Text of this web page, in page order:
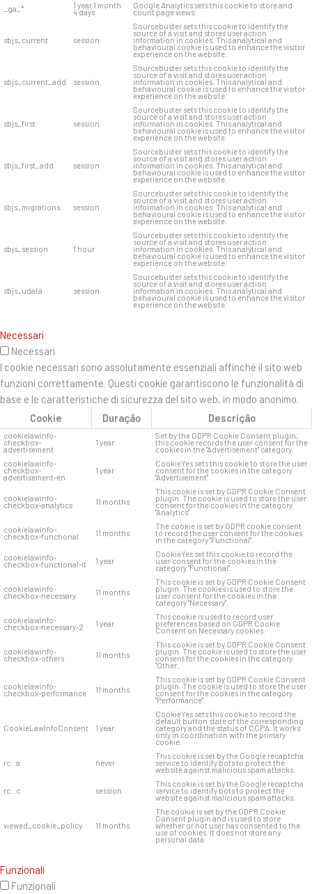
_ga_*
1 year 1 month
4 days
Google Analytics sets this cookie to store and
count page views.
sbjs_current session
Sourcebuster sets this cookie to identify the
source of a visit and stores user action
information in cookies. This analytical and
behavioural cookie is used to enhance the visitor
experience on the website.
sbjs_current_add session
Sourcebuster sets this cookie to identify the
source of a visit and stores user action
information in cookies. This analytical and
behavioural cookie is used to enhance the visitor
experience on the website.
sbjs_first session
Sourcebuster sets this cookie to identify the
source of a visit and stores user action
information in cookies. This analytical and
behavioural cookie is used to enhance the visitor
experience on the website.
sbjs_first_add session
Sourcebuster sets this cookie to identify the
source of a visit and stores user action
information in cookies. This analytical and
behavioural cookie is used to enhance the visitor
experience on the website.
sbjs_migrations session
Sourcebuster sets this cookie to identify the
source of a visit and stores user action
information in cookies. This analytical and
behavioural cookie is used to enhance the visitor
experience on the website.
sbjs_session 1 hour
Sourcebuster sets this cookie to identify the
source of a visit and stores user action
information in cookies. This analytical and
behavioural cookie is used to enhance the visitor
experience on the website.
sbjs_udata session
Sourcebuster sets this cookie to identify the
source of a visit and stores user action
information in cookies. This analytical and
behavioural cookie is used to enhance the visitor
experience on the website.
Necessari
Necessari
I cookie necessari sono assolutamente essenziali affinché il sito web
funzioni correttamente. Questi cookie garantiscono le funzionalità di
base e le caratteristiche di sicurezza del sito web, in modo anonimo.
Cookie
Duração Descrição
cookielawinfo-
checkbox-
advertisement
1 year
Set by the GDPR Cookie Consent plugin,
this cookie records the user consent for the
cookies in the "Advertisement" category.
cookielawinfo-
checkbox-
advertisement-en
1 year
CookieYes sets this cookie to store the user
consent for the cookies in the category
"Advertisement".
cookielawinfo-
checkbox-analytics 11 months
This cookie is set by GDPR Cookie Consent
plugin. The cookie is used to store the user
consent for the cookies in the category
"Analytics".
cookielawinfo-
checkbox-functional 11 months
The cookie is set by GDPR cookie consent
to record the user consent for the cookies
in the category "Functional".
cookielawinfo-
checkbox-functional-it 1 year
CookieYes set this cookie to record the
user consent for the cookies in the
category "Functional".
cookielawinfo-
checkbox-necessary 11 months
This cookie is set by GDPR Cookie Consent
plugin. The cookies is used to store the
user consent for the cookies in the
category "Necessary".
cookielawinfo-
checkbox-necessary-2 1 year
This cookie is used to record user
preferences based on GDPR Cookie
Consent on Necessary cookies.
cookielawinfo-
checkbox-others 11 months
This cookie is set by GDPR Cookie Consent
plugin. The cookie is used to store the user
consent for the cookies in the category
"Other.
cookielawinfo-
checkbox-performance 11 months
This cookie is set by GDPR Cookie Consent
plugin. The cookie is used to store the user
consent for the cookies in the category
"Performance".
CookieLawInfoConsent 1 year
CookieYes sets this cookie to record the
default button state of the corresponding
category and the status of CCPA. It works
only in coordination with the primary
cookie.
rc::a never
This cookie is set by the Google recaptcha
service to identify bots to protect the
website against malicious spam attacks.
rc::c session
This cookie is set by the Google recaptcha
service to identify bots to protect the
website against malicious spam attacks.
viewed_cookie_policy 11 months
The cookie is set by the GDPR Cookie
Consent plugin and is used to store
whether or not user has consented to the
use of cookies. It does not store any
personal data.
Funzionali
Funzionali